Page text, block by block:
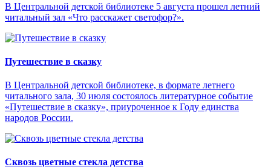
В Центральной детской библиотеке 5 августа прошел летний
читальный зал «Что расскажет светофор?».
Путешествие в сказку
В Центральной детской библиотеке, в формате летнего
читального зала, 30 июля состоялось литературное событие
«Путешествие в сказку», приуроченное к Году единства
народов России.
Сквозь цветные стекла детства